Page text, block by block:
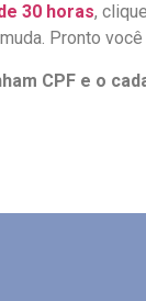
30 horas,
Pronto
CPF e o